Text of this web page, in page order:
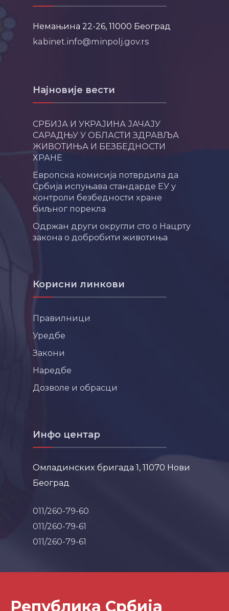
Немањина 22-26, 11000 Београд
kabinet.info@minpolj.gov.rs
Најновије вести
СРБИЈА И УКРАЈИНА ЈАЧАЈУ
САРАДЊУ У ОБЛАСТИ ЗДРАВЉА
ЖИВОТИЊА И БЕЗБЕДНОСТИ
ХРАНЕ
Европска комисија потврдила да
Србија испуњава стандарде ЕУ у
контроли безбедности хране
биљног порекла
Одржан други округли сто о Нацрту
закона о добробити животиња
Корисни линкови
Правилници
Уредбе
Закони
Наредбе
Дозволе и обрасци
Инфо центар
Омладинских бригада 1, 11070 Нови
Београд
011/260-79-60
011/260-79-61
011/260-79-61
Република Србија